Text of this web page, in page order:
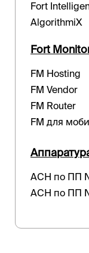
Fort
AlgorithmiX
Fort
FM Hosting
FM Vendor
FM Router
FM для
АСН по ПП
АСН по ПП